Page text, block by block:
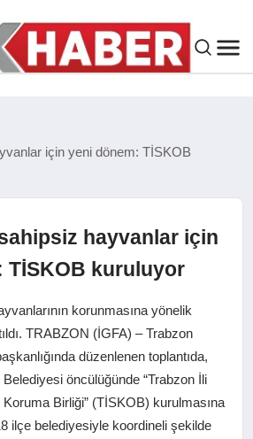
için yeni dönem: TİSKOB
hayvanlar için
TİSKOB kuruluyor
korunmasına yönelik
TRABZON (İGFA) – Trabzon
düzenlenen toplantıda,
öncülüğünde “Trabzon İli
Birliği” (TİSKOB) kurulmasına
ilçe belediyesiyle koordineli şekilde